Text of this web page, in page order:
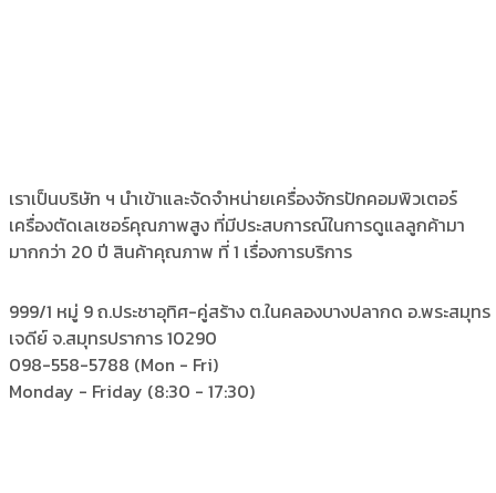
เราเป็นบริษัท ฯ นำเข้าและจัดจำหน่ายเครื่องจักรปักคอมพิวเตอร์
เครื่องตัดเลเซอร์คุณภาพสูง ที่มีประสบการณ์ในการดูแลลูกค้ามา
มากกว่า 20 ปี สินค้าคุณภาพ ที่ 1 เรื่องการบริการ
999/1 หมู่ 9 ถ.ประชาอุทิศ-คู่สร้าง ต.ในคลองบางปลากด อ.พระสมุทร
เจดีย์ จ.สมุทรปราการ 10290
098-558-5788 (Mon - Fri)
Monday - Friday (8:30 - 17:30)